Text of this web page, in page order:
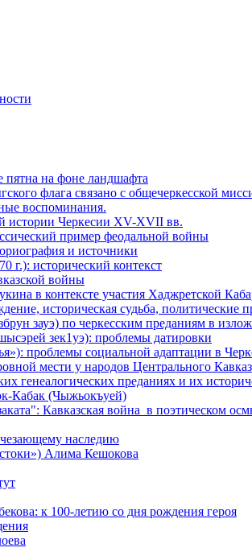
пятна на фоне ландшафта
флага связано с общечеркесской
воспоминания.
истории Черкесии XV-XVII вв.
пример феодальной войны
и источники
г.): исторический контекст
войны
в контексте участия Хаджретской
историческая судьба, политические
зауэ) по черкесским преданиям в
зек1уэ): проблемы датировки
проблемы социальной адаптации в
мести у народов Центрального
генеалогических преданиях и их
Кабак (Чыжьокъуей)
Кавказская война в поэтическом
наследию
Алима Кешокова
к 100-летию со дня рождения героя